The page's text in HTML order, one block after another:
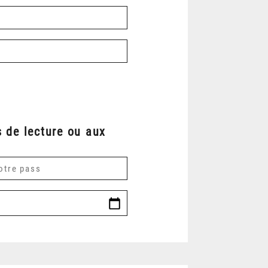
de lecture ou aux